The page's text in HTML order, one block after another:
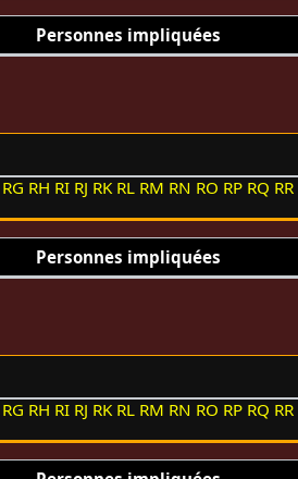
Personnes impliquées
RG RH RI RJ RK RL RM RN RO RP RQ RR
Personnes impliquées
RG RH RI RJ RK RL RM RN RO RP RQ RR